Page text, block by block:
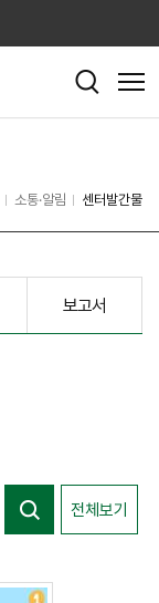
소통·알림 센터발간물
보고서
전체보기